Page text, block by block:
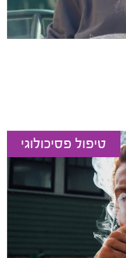
טיפול פסיכולוגי